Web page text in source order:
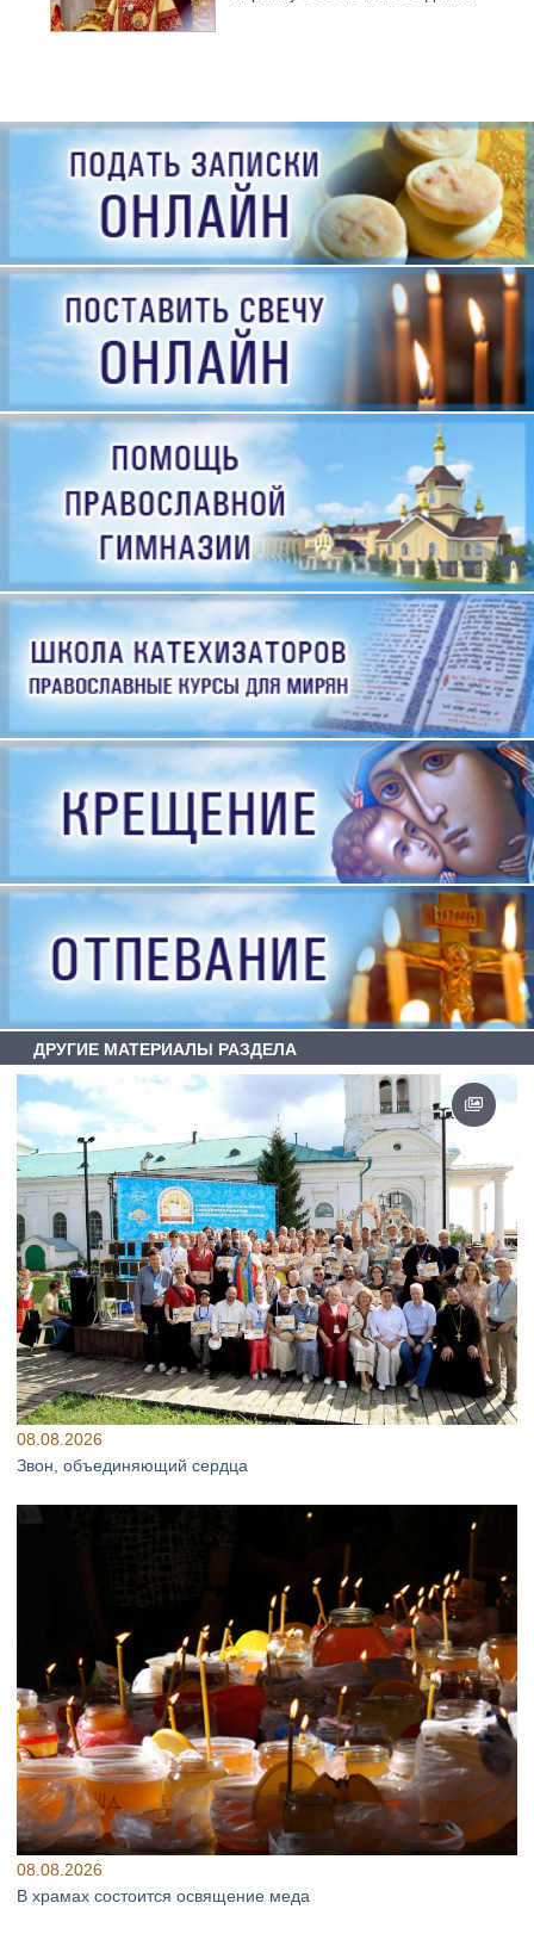
ДРУГИЕ МАТЕРИАЛЫ РАЗДЕЛА
08.08.2026
Звон, объединяющий сердца
08.08.2026
В храмах состоится освящение меда